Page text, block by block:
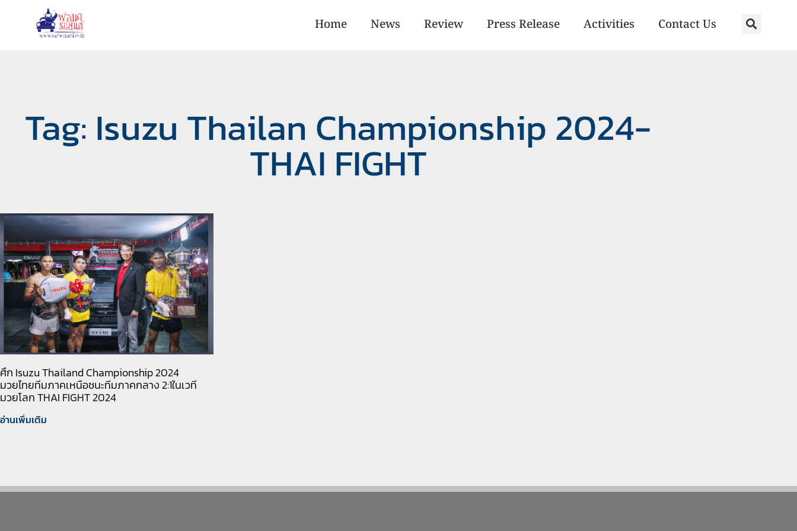
Home News Review Press Release Activities Contact Us
Tag: Isuzu Thailan Championship 2024-
THAI FIGHT
ศึก Isuzu Thailand Championship 2024
มวยไทยทีมภาคเหนือชนะทีมภาคกลาง 2:1ในเวที
มวยโลก THAI FIGHT 2024
อ่านเพิ่มเติม